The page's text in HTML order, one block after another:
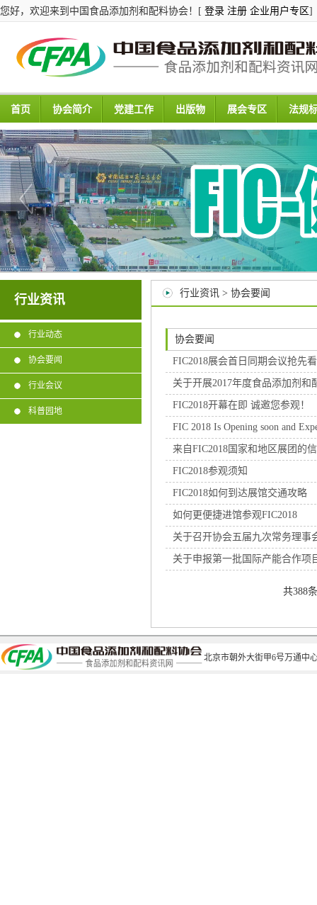
您好，欢迎来到中国食品添加剂和配料协会！[ 登录 注册 企业用户专区]
首页 协会简介 党建工作 出版物 展会专区 法规
行业资讯
行业动态
协会要闻
行业会议
科普园地
行业资讯 > 协会要闻
协会要闻
FIC2018展会首日同期会议抢先看
关于开展2017年度食品添加剂
FIC2018开幕在即 诚邀您参观！
FIC 2018 Is Opening soon and
来自FIC2018国家和地区展团的
FIC2018参观须知
FIC2018如何到达展馆交通攻略
如何更便捷进馆参观FIC2018
关于召开协会五届九次常务理事
关于申报第一批国际产能合作项
共388
北京市朝外大街甲6号万通中